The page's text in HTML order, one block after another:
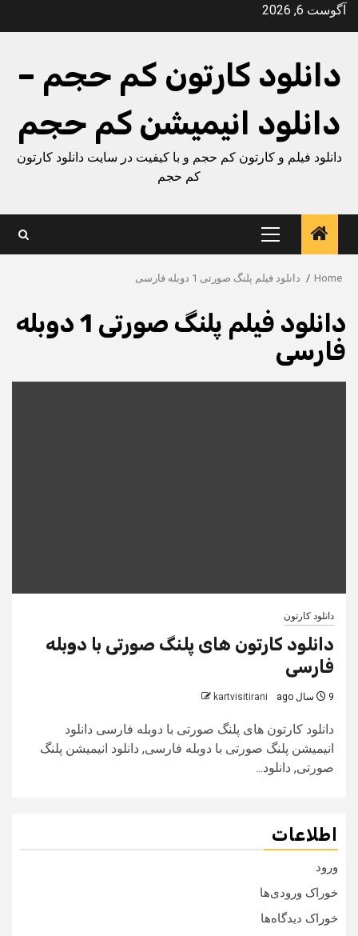
Skipآگوست 6, 2026
دانلود کارتون کم حجم –
دانلود انیمیشن کم حجم
دانلود فیلم و کارتون کم حجم و با کیفیت در سایت دانلود کارتون
کم حجم
Primary
Menu
Home دانلود فیلم پلنگ صورتی 1 دوبله فارسی
دانلود فیلم پلنگ صورتی 1 دوبله
فارسی
دانلود کارتون
دانلود کارتون های پلنگ صورتی با دوبله
فارسی
9 سال ago kartvisitirani
دانلود کارتون های پلنگ صورتی با دوبله فارسی دانلود
انیمیشن پلنگ صورتی با دوبله فارسی, دانلود انیمیشن پلنگ
صورتی, دانلود...
اطلاعات
ورود
خوراک ورودی‌ها
خوراک دیدگاه‌ها